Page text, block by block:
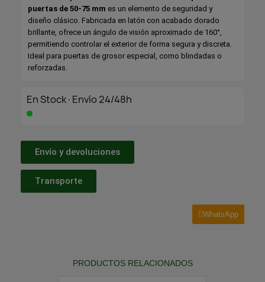
puertas de 50-75 mm es un elemento de seguridad y
diseño clásico. Fabricada en latón con acabado dorado
brillante, ofrece un ángulo de visión aproximado de 160°,
permitiendo controlar el exterior de forma segura y discreta.
Ideal para puertas de grosor especial, como blindadas o
reforzadas.
En Stock·Envío 24/48h
Envío y devoluciones
Transporte
WhatsApp
PRODUCTOS RELACIONADOS